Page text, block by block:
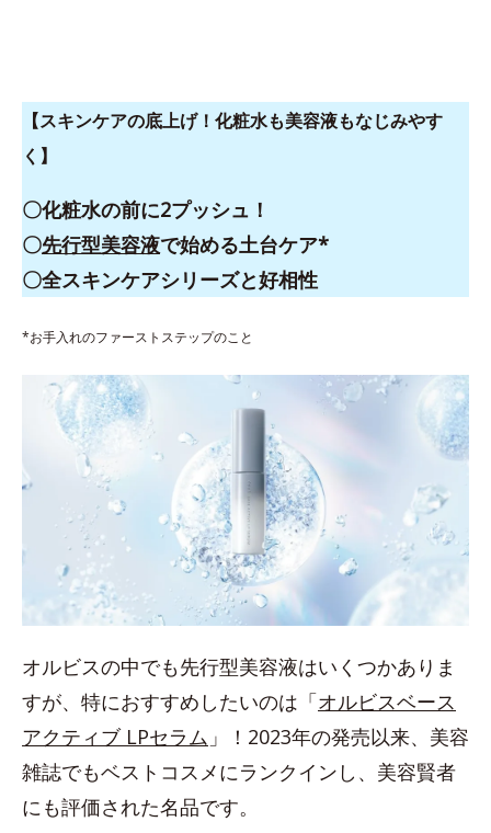
【スキンケアの底上げ！化粧水も美容液もなじみやす
く】
〇化粧水の前に2プッシュ！
〇先行型美容液で始める土台ケア*
〇全スキンケアシリーズと好相性
*お手入れのファーストステップのこと
オルビスの中でも先行型美容液はいくつかありま
すが、特におすすめしたいのは「オルビスベース
アクティブ LPセラム 」！2023年の発売以来、美容
雑誌でもベストコスメにランクインし、美容賢者
にも評価された名品です。